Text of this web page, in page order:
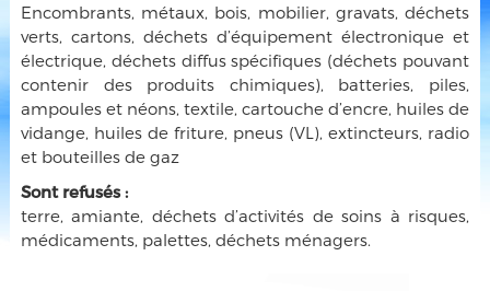
Encombrants, métaux, bois, mobilier, gravats, déchets
verts, cartons, déchets d’équipement électronique et
électrique, déchets diffus spécifiques (déchets pouvant
contenir des produits chimiques), batteries, piles,
ampoules et néons, textile, cartouche d’encre, huiles de
vidange, huiles de friture, pneus (VL), extincteurs, radio
et bouteilles de gaz
Sont refusés :
terre, amiante, déchets d’activités de soins à risques,
médicaments, palettes, déchets ménagers.